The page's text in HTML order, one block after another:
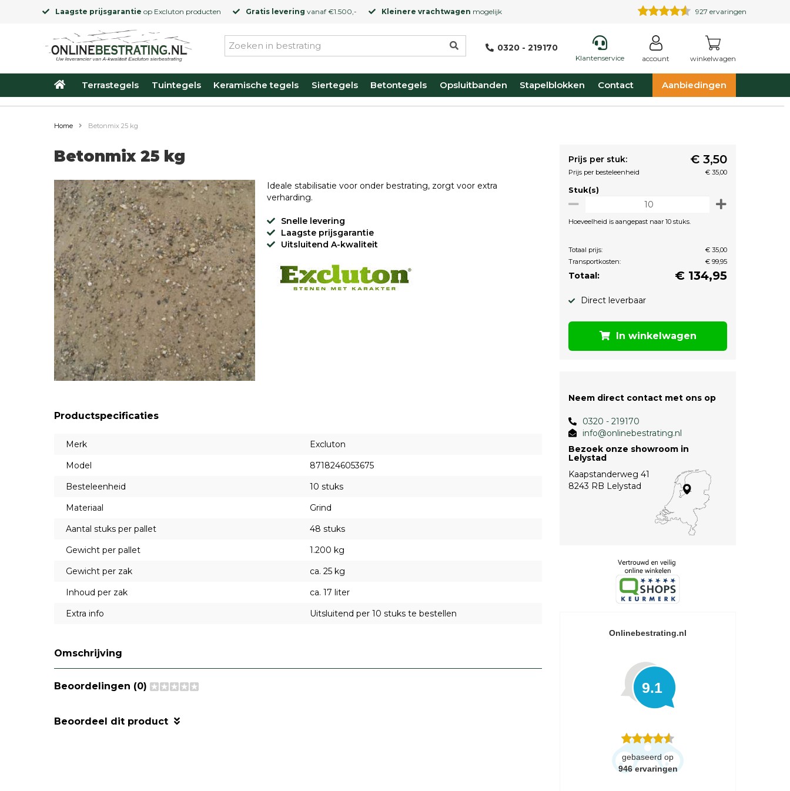
Laagste prijsgarantie op Excluton producten Gratis levering vanaf €1.500,- Kleinere vrachtwagen mogelijk 927 ervaringen
0320 - 219170
Klantenservice account winkelwagen
Terrastegels Tuintegels Keramische tegels Siertegels Betontegels Opsluitbanden Stapelblokken Contact Aanbiedingen
Home Betonmix 25 kg
Betonmix 25 kg
Ideale stabilisatie voor onder bestrating, zorgt voor extra
verharding.
Snelle levering
Laagste prijsgarantie
Uitsluitend A-kwaliteit
Productspecificaties
Merk
Excluton
Model
8718246053675
Besteleenheid
10 stuks
Materiaal
Grind
Aantal stuks per pallet
48 stuks
Gewicht per pallet
1.200 kg
Gewicht per zak
ca. 25 kg
Inhoud per zak
ca. 17 liter
Extra info
Uitsluitend per 10 stuks te bestellen
Omschrijving
Beoordelingen (0)
Beoordeel dit product
Prijs per stuk: € 3,50
Prijs per besteleenheid € 35,00
Stuk(s)
Hoeveelheid is aangepast naar 10 stuks.
Totaal prijs:
€ 35,00
Transportkosten:
€ 99,95
Totaal: € 134,95
Direct leverbaar
In winkelwagen
Neem direct contact met ons op
0320 - 219170
info@onlinebestrating.nl
Bezoek onze showroom in
Lelystad
Kaapstanderweg 41
8243 RB Lelystad
Onlinebestrating.nl
9.1
gebaseerd op
946 ervaringen